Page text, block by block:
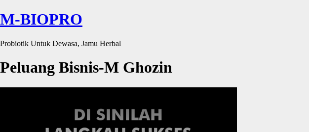
M-BIOPRO
Probiotik Untuk Dewasa, Jamu Herbal
Peluang Bisnis-M Ghozin